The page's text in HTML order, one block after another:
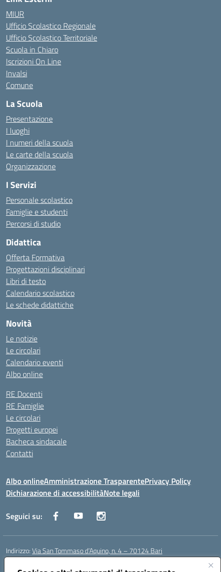
MIUR
Ufficio Scolastico Regionale
Ufficio Scolastico Territoriale
Scuola in Chiaro
Iscrizioni On Line
Invalsi
Comune
La Scuola
Presentazione
I luoghi
I numeri della scuola
Le carte della scuola
Organizzazione
I Servizi
Personale scolastico
Famiglie e studenti
Percorsi di studio
Didattica
Offerta Formativa
Progettazioni disciplinari
Libri di testo
Calendario scolastico
Le schede didattiche
Novità
Le notizie
Le circolari
Calendario eventi
Albo online
RE Docenti
RE Famiglie
Le circolari
Progetti europei
Bacheca sindacale
Contatti
Albo onlineAmministrazione TrasparentePrivacy Policy
Dichiarazione di accessibilitàNote legali
Seguici su:
Indirizzo:Via San Tommaso d’Aquino, n. 4 – 70124 Bari
Centralino: